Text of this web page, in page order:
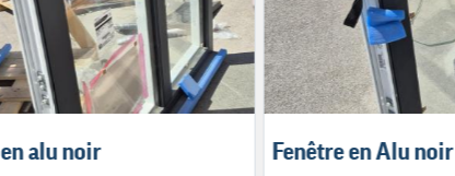
alu noir Fenêtre en Alu noir